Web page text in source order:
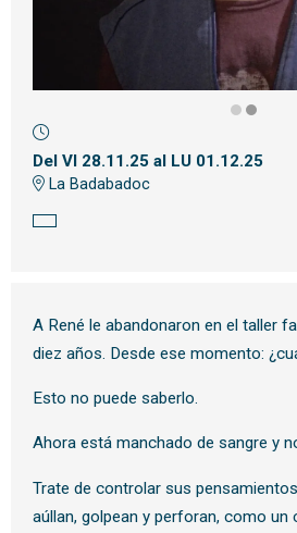
Diapositiva 2 de 2: Muerde
Del VI 28.11.25al LU 01.12.25
La Badabadoc
A René le abandonaron en el taller
diez años. Desde ese momento:
Esto no puede saberlo.
Ahora está manchado de sangre y
Trate de controlar sus
aúllan, golpean y perforan, como un